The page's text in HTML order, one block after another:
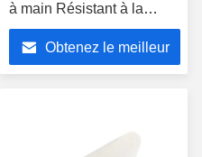
à main Résistant à la
température -10°C-120°C
Obtenez le meilleur